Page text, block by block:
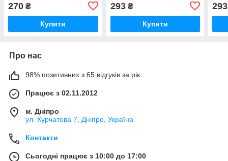
270 ₴
Купити
293₴
Купити
293
Про нас
98% позитивних з 65 відгуків за рік
Працює з 02.11.2012
м. Дніпро
ул. Курчатова 7, Дніпро, Україна
Контакти
Сьогодні працює з 10:00 до 17:00